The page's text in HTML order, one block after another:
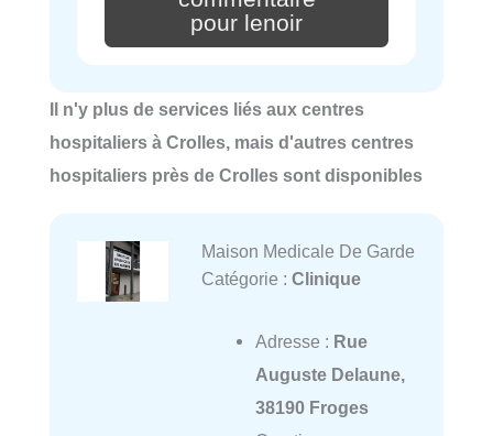
pour lenoir
Il n'y plus de services liés aux centres
hospitaliers à Crolles, mais d'autres centres
hospitaliers près de Crolles sont disponibles
Maison Medicale De Garde
Catégorie : Clinique
Adresse : Rue
Auguste Delaune,
38190 Froges